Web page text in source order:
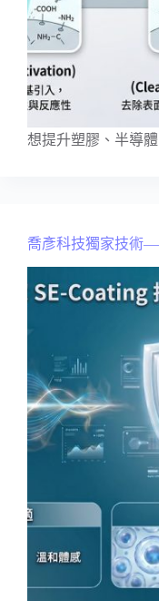
想提升塑膠、半導
喬彥科技獨家技術